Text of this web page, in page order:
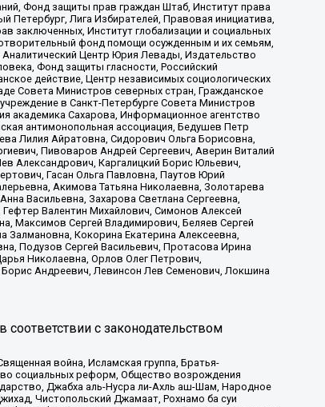
Фонд защиты прав граждан Штаб, Институт права
Лига Избирателей, Правовая инициатива,
заключенных, Институт глобализации и социальных
фонд помощи осужденным и их семьям,
Центр Юрия Левады, Издательство
Фонд защиты гласности, Российский
действие, Центр независимых социологических
Совета Министров северных стран, Гражданское
в Санкт-Петербурге Совета Министров
академика Сахарова, Информационное агентство
антимонопольная ассоциация, Бедушев Петр
Лилия Айратовна, Сидорович Ольга Борисовна,
Пивоваров Андрей Сергеевич, Аверин Виталий
Александрович, Каргалицкий Борис Юльевич,
Гасан Ольга Павловна, Паутов Юрий
Акимова Татьяна Николаевна, Золотарева
Васильевна, Захарова Светлана Сергеевна,
Валентин Михайлович, Симонов Алексей
Максимов Сергей Владимирович, Беляев Сергей
Залмановна, Кокорина Екатерина Алексеевна,
Подузов Сергей Васильевич, Протасова Ирина
Николаевна, Орлов Олег Петрович,
Андреевич, Левинсон Лев Семенович, Локшина
с законодательством
война, Исламская группа, Братья-
социальных реформ, Общество возрождения
Джабха аль-Нусра ли-Ахль аш-Шам, Народное
Чистопольский Джамаат, Рохнамо ба суи